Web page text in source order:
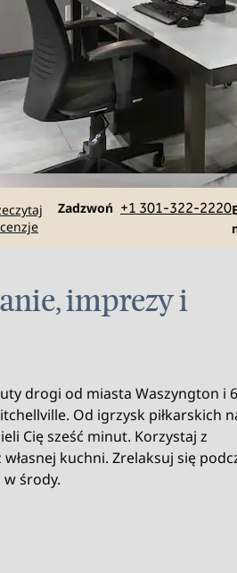
Zadzwoń
Rozmowa +1 301-322-2220
imprezy i
drogi od miasta Waszyngton i
Od igrzysk piłkarskich
Cię sześć minut. Korzystaj z
kuchni. Zrelaksuj się
środy.